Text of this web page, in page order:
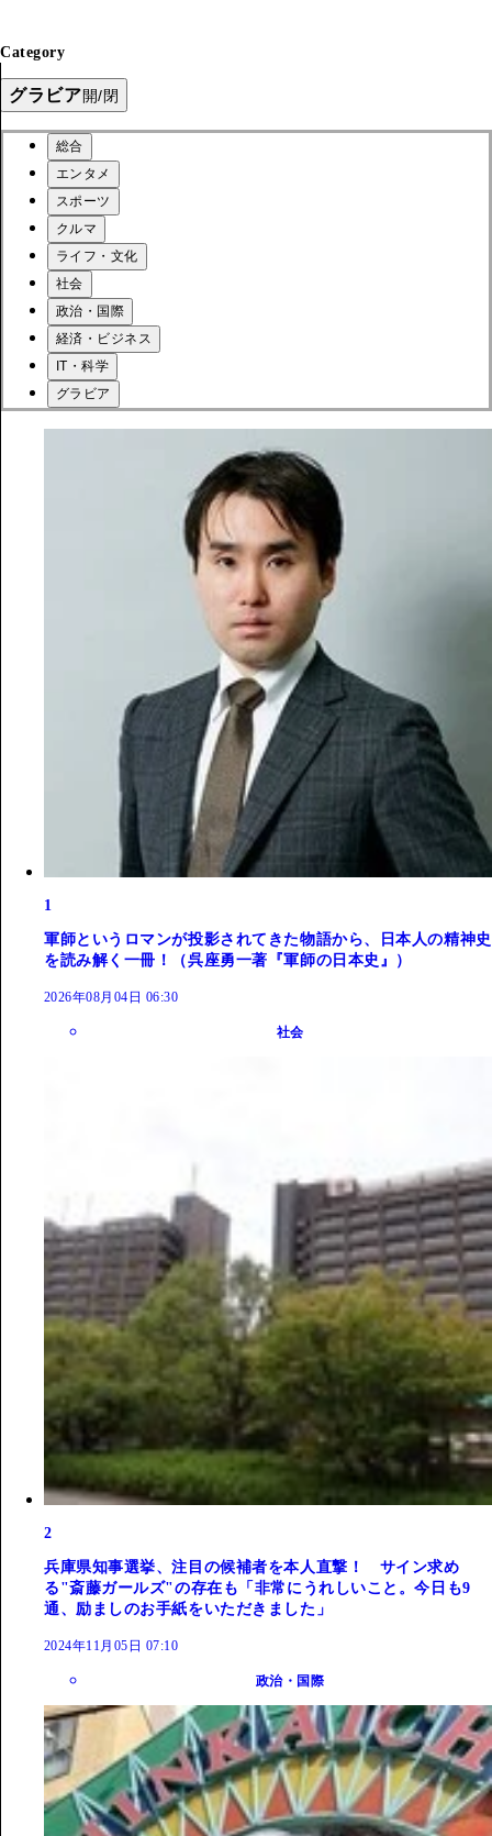
Category
グラビア開/閉
総合
エンタメ
スポーツ
クルマ
ライフ・文化
社会
政治・国際
経済・ビジネス
IT・科学
グラビア
1
軍師というロマンが投影されてきた物語から、日本人の精神史
を読み解く一冊！（呉座勇一著『軍師の日本史』）
2026年08月04日 06:30
社会
2
兵庫県知事選挙、注目の候補者を本人直撃！ サイン求め
る"斎藤ガールズ"の存在も「非常にうれしいこと。今日も9
通、励ましのお手紙をいただきました」
2024年11月05日 07:10
政治・国際